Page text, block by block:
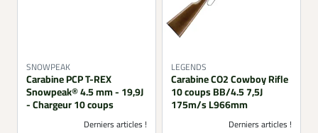
SNOWPEAK
Carabine PCP T-REX
Snowpeak® 4.5 mm - 19,9J
- Chargeur 10 coups
Derniers articles !
LEGENDS
Carabine CO2 Cowboy Rifle
10 coups BB/4.5 7,5J
175m/s L966mm
Derniers articles !